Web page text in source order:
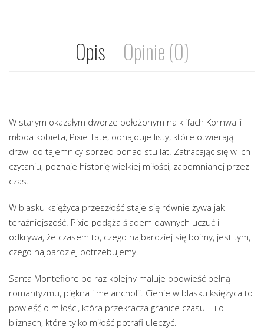
Opis Opinie (0)
W starym okazałym dworze położonym na klifach Kornwalii
młoda kobieta, Pixie Tate, odnajduje listy, które otwierają
drzwi do tajemnicy sprzed ponad stu lat. Zatracając się w ich
czytaniu, poznaje historię wielkiej miłości, zapomnianej przez
czas.
W blasku księżyca przeszłość staje się równie żywa jak
teraźniejszość. Pixie podąża śladem dawnych uczuć i
odkrywa, że czasem to, czego najbardziej się boimy, jest tym,
czego najbardziej potrzebujemy.
Santa Montefiore po raz kolejny maluje opowieść pełną
romantyzmu, piękna i melancholii. Cienie w blasku księżyca to
powieść o miłości, która przekracza granice czasu – i o
bliznach, które tylko miłość potrafi uleczyć.